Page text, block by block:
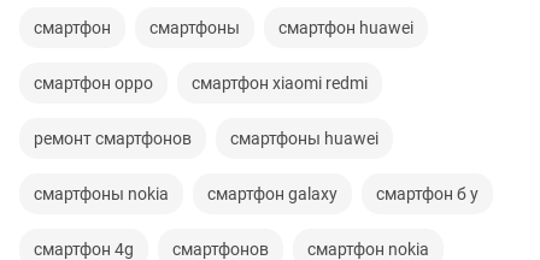
смартфон смартфоны смартфон huawei
смартфон oppo смартфон xiaomi redmi
ремонт смартфонов смартфоны huawei
смартфоны nokia смартфон galaxy смартфон б у
смартфон 4g смартфонов смартфон nokia